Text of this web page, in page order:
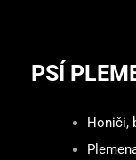
PSÍ
Honiči,